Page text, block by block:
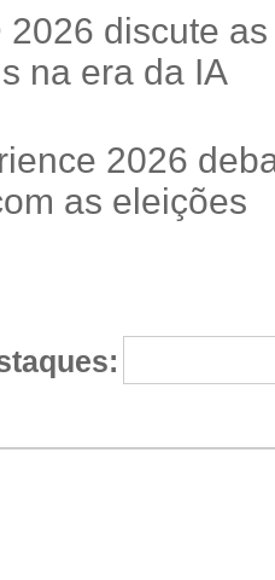
2026 discute
na era da IA
2026
as eleições